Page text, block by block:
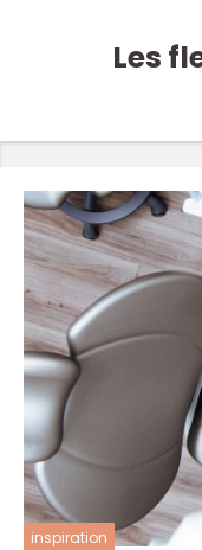
Les
inspiration